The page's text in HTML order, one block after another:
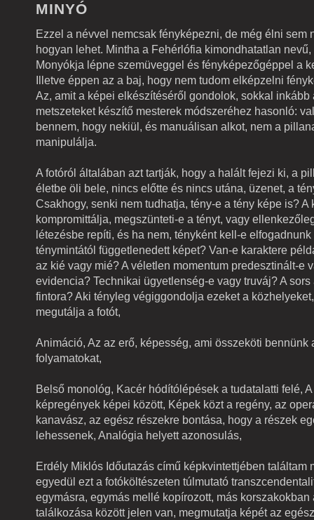
MINYÓ
Ezzel a névvel nemcsak fényképezni, de még élni sem
hogyan lehet. Mintha a Fehérlófia kimondhatatlan
Monyókja lépne szemüveggel és fényképezőgéppel a
Illetve éppen az a baj, hogy nem tudom elképzelni
Az, amit a képei elkészítéséről gondolok, sokkal inkább
metszeteket készítő mesterek módszeréhez hasonló:
bennem, hogy nekiül, és manuálisan alkot, nem a
manipulálja.
A fotóról általában azt tartják, hogy a halált fejezi ki, a
életbe öli bele, nincs előtte és nincs utána, üzenet, a
Csakhogy, senki nem tudhatja, tény-e a tény képe is? A
kompromittálja, megszünteti-e a tényt, vagy
létezésbe repíti, és ha nem, tényként kell-e
ténymintától függetlenedett képet? Van-e karaktere
az kié vagy mié? A véletlen momentum predesztinált-e
evidencia? Technikai ügyetlenség-e vagy truváj? A
fintora? Aki tényleg végiggondolja ezeket a
megutálja a fotót,
Animáció, Az az erő, képesség, ami összeköti bennünk
folyamatokat,
Belső monológ, Kacér hódítólépések a tudatalatti felé,
képregények képei között, Képek közt a regény, az
kanavász, az egész részekre bontása, hogy a részek
lehessenek, Analógia helyett azonosulás,
Erdély Miklós Időutazás című képkvintettjében találtam
egyedül ezt a fotóköltészeten túlmutató
egymásra, egymás mellé kopírozott, más
találkozása között jelen van, megmutatja képét az